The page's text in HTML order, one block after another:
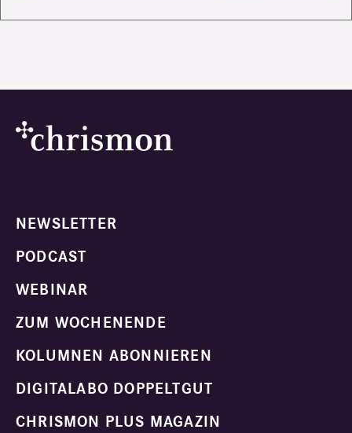
NEWSLETTER
PODCAST
WEBINAR
ZUM WOCHENENDE
KOLUMNEN ABONNIEREN
DIGITALABO DOPPELTGUT
CHRISMON PLUS MAGAZIN